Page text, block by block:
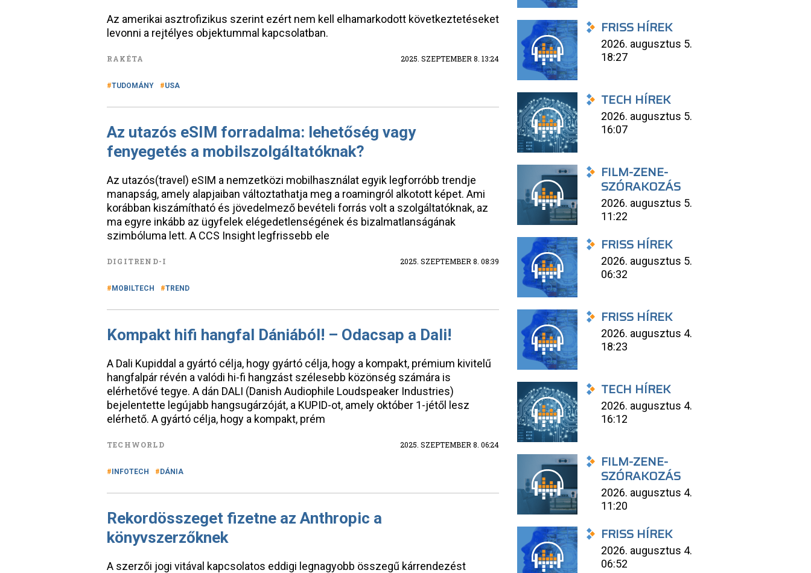
Az amerikai asztrofizikus szerint ezért nem kell elhamarkodott következtetéseket
levonni a rejtélyes objektummal kapcsolatban.
RAKÉTA 2025. SZEPTEMBER 8. 13:24
TUDOMÁNY USA
Az utazós eSIM forradalma: lehetőség vagy
fenyegetés a mobilszolgáltatóknak?
Az utazós(travel) eSIM a nemzetközi mobilhasználat egyik legforróbb trendje
manapság, amely alapjaiban változtathatja meg a roamingról alkotott képet. Ami
korábban kiszámítható és jövedelmező bevételi forrás volt a szolgáltatóknak, az
ma egyre inkább az ügyfelek elégedetlenségének és bizalmatlanságának
szimbóluma lett. A CCS Insight legfrissebb ele
DIGITREND-I 2025. SZEPTEMBER 8. 08:39
MOBILTECH TREND
Kompakt hifi hangfal Dániából! – Odacsap a Dali!
A Dali Kupiddal a gyártó célja, hogy gyártó célja, hogy a kompakt, prémium kivitelű
hangfalpár révén a valódi hi-fi hangzást szélesebb közönség számára is
elérhetővé tegye. A dán DALI (Danish Audiophile Loudspeaker Industries)
bejelentette legújabb hangsugárzóját, a KUPID-ot, amely október 1-jétől lesz
elérhető. A gyártó célja, hogy a kompakt, prém
TECHWORLD 2025. SZEPTEMBER 8. 06:24
INFOTECH DÁNIA
Rekordösszeget fizetne az Anthropic a
könyvszerzőknek
A szerzői jogi vitával kapcsolatos eddigi legnagyobb összegű kárrendezést
FRISS HÍREK
2026. augusztus 5.
18:27
TECH HÍREK
2026. augusztus 5.
16:07
FILM-ZENE-
SZÓRAKOZÁS
2026. augusztus 5.
11:22
FRISS HÍREK
2026. augusztus 5.
06:32
FRISS HÍREK
2026. augusztus 4.
18:23
TECH HÍREK
2026. augusztus 4.
16:12
FILM-ZENE-
SZÓRAKOZÁS
2026. augusztus 4.
11:20
FRISS HÍREK
2026. augusztus 4.
06:52